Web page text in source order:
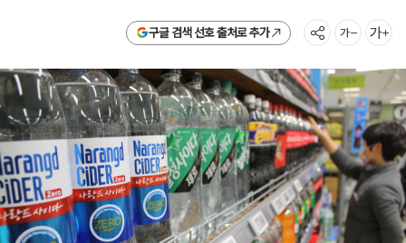
구글 검색 선호 출처로 추가